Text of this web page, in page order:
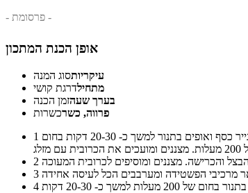
- פרסומת -
אופן הכנת המתכון
עיקריותסוג המנה
מתחילדרגת קושי
בערך שעהזמן הכנה
פרווה, כשרכשרות
1
2
3
4